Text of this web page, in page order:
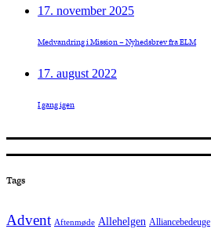
17. november 2025
Medvandring i Mission – Nyhedsbrev fra ELM
17. august 2022
I gang igen
Tags
Advent Aftenmøde Allehelgen Alliancebedeuge